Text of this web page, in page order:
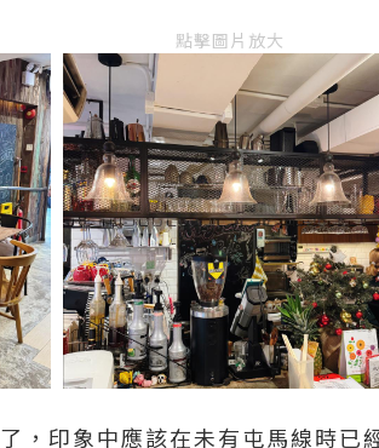
點擊圖片放大
，印象中應該在未有屯馬線時已